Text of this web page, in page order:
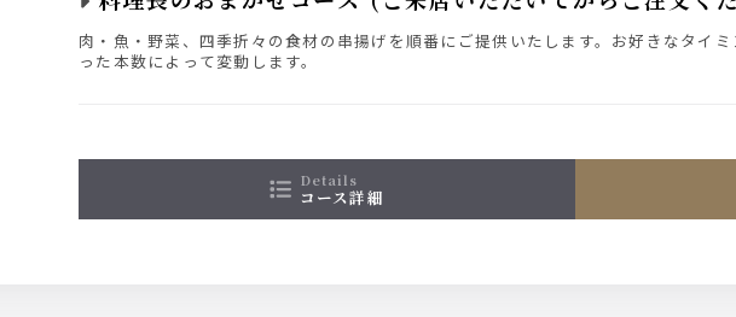
肉・魚・野菜、四季折々の食材の串揚げを順番にご提供いたします。お好きなタイ
った本数によって変動します。
details
コース詳細